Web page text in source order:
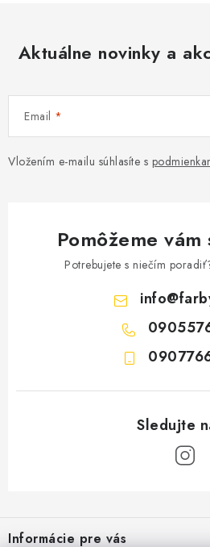
Aktuálne novinky a
Email
Vložením e-mailu súhlasíte s
Pomôžeme
Potrebujete s niečím
info@
Informácie pre vás